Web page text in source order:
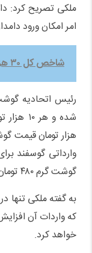
ملکی تصریح کرد:
امر امکان ورود
شاخص کل ۳۰ هزار واحد ریخت!
رئیس اتحادیه
هزار تومان قیمت
گوشت گرم ۴۸۰ تومان در هر کیلو است.
به گفته ملکی
که واردات آن
خواهد کرد.